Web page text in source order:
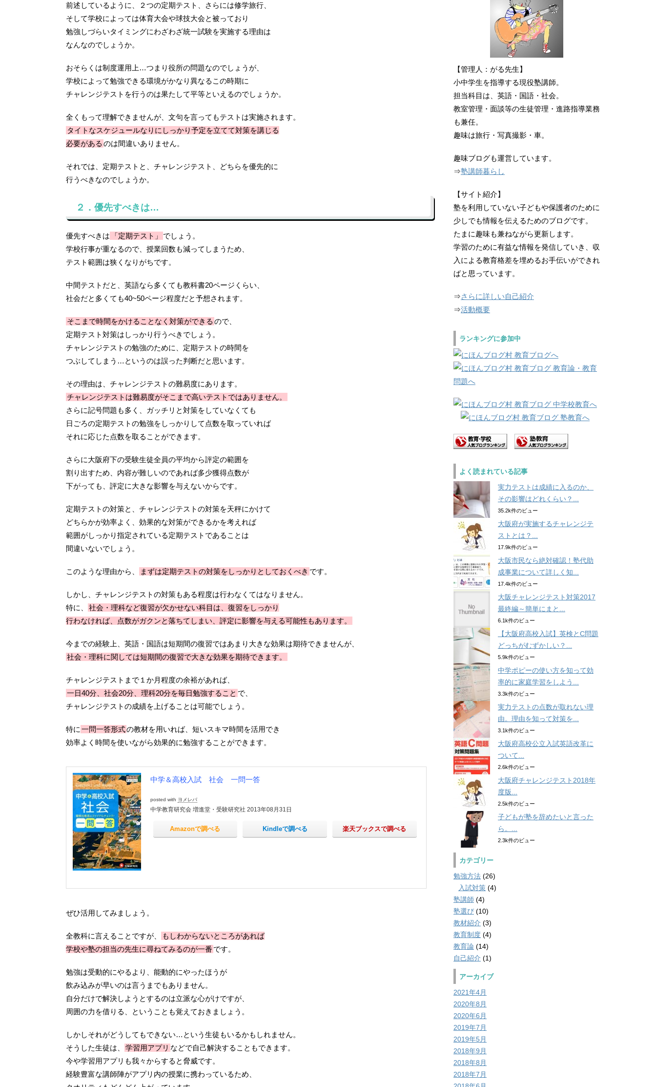
前述しているように、２つの定期テスト、さらには修学旅行、
そして学校によっては体育大会や球技大会と被っており
勉強しづらいタイミングにわざわざ統一試験を実施する理由は
なんなのでしょうか。
おそらくは制度運用上…つまり役所の問題なのでしょうが、
学校によって勉強できる環境がかなり異なるこの時期に
チャレンジテストを行うのは果たして平等といえるのでしょうか。
全くもって理解できませんが、文句を言ってもテストは実施されます。
タイトなスケジュールなりにしっかり予定を立てて対策を講じる
必要がある のは間違いありません。
それでは、定期テストと、チャレンジテスト、どちらを優先的に
行うべきなのでしょうか。
２．優先すべきは…
優先すべきは 「定期テスト」
でしょう。
学校行事が重なるので、授業回数も減ってしまうため、
テスト範囲は狭くなりがちです。
中間テストだと、英語なら多くても教科書20ページくらい、
社会だと多くても40~50ページ程度だと予想されます。
そこまで時間をかけることなく対策ができる ので、
定期テスト対策はしっかり行うべきでしょう。
チャレンジテストの勉強のために、定期テストの時間を
つぶしてしまう…というのは誤った判断だと思います。
その理由は、チャレンジテストの難易度にあります。
チャレンジテストは難易度がそこまで高いテストではありません。
さらに記号問題も多く、ガッチリと対策をしていなくても
日ごろの定期テストの勉強をしっかりして点数を取っていれば
それに応じた点数を取ることができます。
さらに大阪府下の受験生徒全員の平均から評定の範囲を
割り出すため、内容が難しいのであれば多少獲得点数が
下がっても、評定に大きな影響を与えないからです。
定期テストの対策と、チャレンジテストの対策を天秤にかけて
どちらかが効率よく、効果的な対策ができるかを考えれば
範囲がしっかり指定されている定期テストであることは
間違いないでしょう。
このような理由から、 まずは定期テストの対策をしっかりとしておくべき です。
しかし、チャレンジテストの対策もある程度は行わなくてはなりません。
特に、
社会・理科など復習が欠かせない科目は、復習をしっかり
行わなければ、点数がガクンと落ちてしまい、評定に影響を与える可能性もあります。
今までの経験上、英語・国語は短期間の復習ではあまり大きな効果は期待できませんが、
社会・理科に関しては短期間の復習で大きな効果を期待できます。
チャレンジテストまで１か月程度の余裕があれば、
一日40分、社会20分、理科20分を毎日勉強すること で、
チャレンジテストの成績を上げることは可能でしょう。
特に 一問一答形式の教材を用いれば、短いスキマ時間を活用でき
効率よく時間を使いながら効果的に勉強することができます。
中学＆高校入試 社会 一問一答
posted with ヨメレバ
中学教育研究会 増進堂・受験研究社 2013年08月31日
Amazonで調べる Kindleで調べる 楽天ブックスで調べる
ぜひ活用してみましょう。
全教科に言えることですが、
もしわからないところがあれば
学校や塾の担当の先生に尋ねてみるのが一番 です。
勉強は受動的にやるより、能動的にやったほうが
飲み込みが早いのは言うまでもありません。
自分だけで解決しようとするのは立派な心がけですが、
周囲の力を借りる、ということも覚えておきましょう。
しかしそれがどうしてもできない…という生徒もいるかもしれません。
そうした生徒は、
学習用アプリ などで自己解決することもできます。
今や学習用アプリも我々からすると脅威です。
経験豊富な講師陣がアプリ内の授業に携わっているため、
【管理人：がる先生】
小中学生を指導する現役塾講師。
担当科目は、英語・国語・社会。
教室管理・面談等の生徒管理・進路指導業務
も兼任。
趣味は旅行・写真撮影・車。
趣味ブログも運営しています。
⇒塾講師暮らし
【サイト紹介】
塾を利用していない子どもや保護者のために
少しでも情報を伝えるためのブログです。
たまに趣味も兼ねながら更新します。
学習のために有益な情報を発信していき、収
入による教育格差を埋めるお手伝いができれ
ばと思っています。
⇒さらに詳しい自己紹介
⇒活動概要
ランキングに参加中
よく読まれている記事
実力テストは成績に入るのか、
その影響はどれくらい？...
35.2k件のビュー
大阪府が実施するチャレンジテ
ストとは？...
17.9k件のビュー
大阪市民なら絶対確認！塾代助
成事業について詳しく知...
17.4k件のビュー
大阪チャレンジテスト対策2017
最終編～簡単にまと...
6.1k件のビュー
【大阪府高校入試】英検とC問題
どっちがむずかしい？...
5.9k件のビュー
中学ポピーの使い方を知って効
率的に家庭学習をしよう...
3.3k件のビュー
実力テストの点数が取れない理
由。理由を知って対策を...
3.1k件のビュー
大阪府高校公立入試英語改革に
ついて...
2.6k件のビュー
大阪府チャレンジテスト2018年
度版...
2.5k件のビュー
子どもが塾を辞めたいと言った
ら。...
2.3k件のビュー
カテゴリー
勉強方法 (26)
入試対策 (4)
塾講師 (4)
塾選び (10)
教材紹介 (3)
教育制度 (4)
教育論 (14)
自己紹介 (1)
アーカイブ
2021年4月
2020年8月
2020年6月
2019年7月
2019年5月
2018年9月
2018年8月
2018年7月